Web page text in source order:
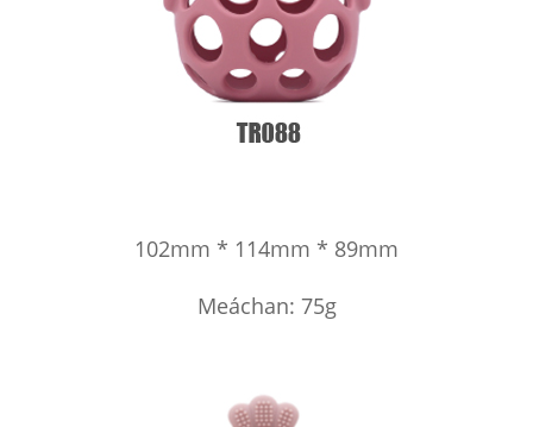
102mm * 114mm * 89mm
Meáchan: 75g